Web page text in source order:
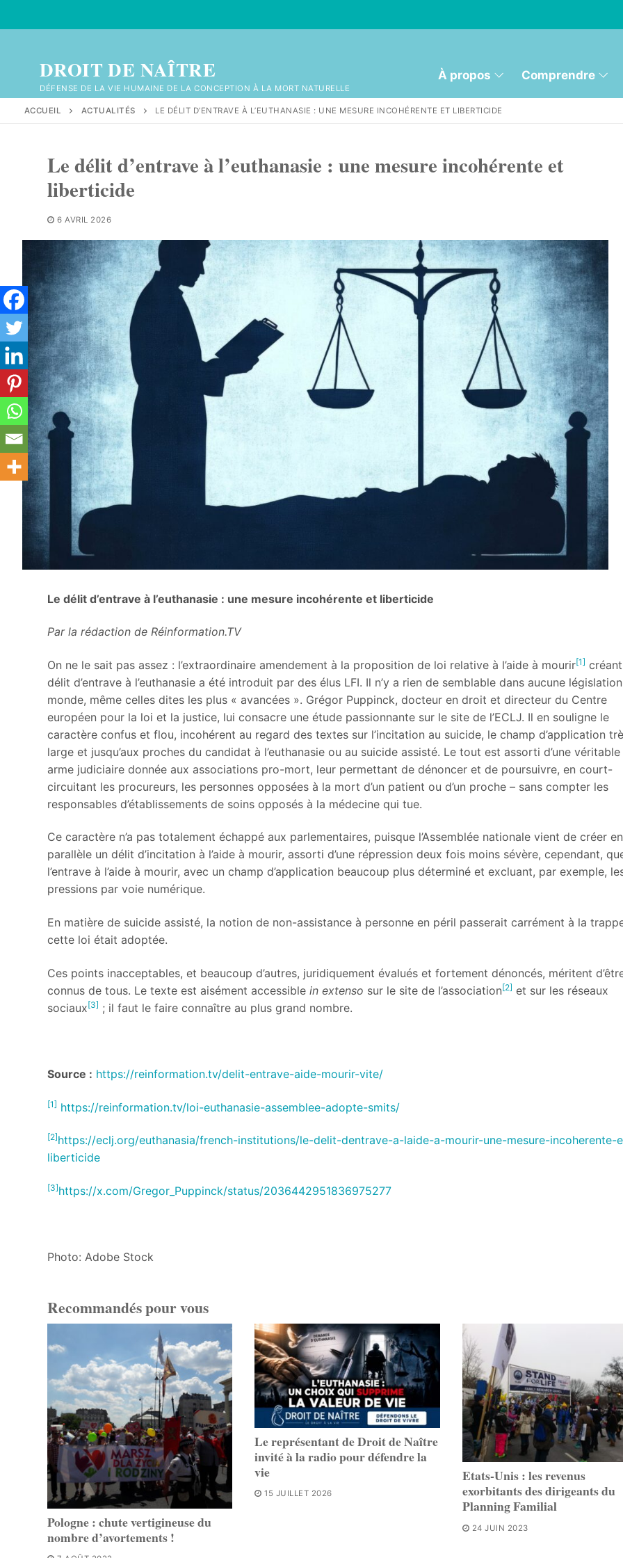
DROIT DE NAÎTRE
DÉFENSE DE LA VIE HUMAINE DE LA CONCEPTION À LA MORT NATURELLE
À propos Comprendre
ACCUEIL ACTUALITÉS LE DÉLIT D’ENTRAVE À L’EUTHANASIE : UNE MESURE INCOHÉRENTE ET LIBERTICIDE
Le délit d’entrave à l’euthanasie : une mesure incohérente et
liberticide
6 AVRIL 2026
Le délit d’entrave à l’euthanasie : une mesure incohérente et liberticide
Par la rédaction de Réinformation.TV
On ne le sait pas assez : l’extraordinaire amendement à la proposition de loi relative à l’aide à mourir[1]
délit d’entrave à l’euthanasie a été introduit par des élus LFI. Il n’y a rien de semblable dans aucune
monde, même celles dites les plus « avancées ». Grégor Puppinck, docteur en droit et directeur du Centre
européen pour la loi et la justice, lui consacre une étude passionnante sur le site de l’ECLJ. Il en souligne le
caractère confus et flou, incohérent au regard des textes sur l’incitation au suicide, le champ d’application
large et jusqu’aux proches du candidat à l’euthanasie ou au suicide assisté. Le tout est assorti d’une véritable
arme judiciaire donnée aux associations pro-mort, leur permettant de dénoncer et de poursuivre, en court-
circuitant les procureurs, les personnes opposées à la mort d’un patient ou d’un proche – sans compter les
responsables d’établissements de soins opposés à la médecine qui tue.
Ce caractère n’a pas totalement échappé aux parlementaires, puisque l’Assemblée nationale vient de créer en
parallèle un délit d’incitation à l’aide à mourir, assorti d’une répression deux fois moins sévère, cependant,
l’entrave à l’aide à mourir, avec un champ d’application beaucoup plus déterminé et excluant, par exemple,
pressions par voie numérique.
En matière de suicide assisté, la notion de non-assistance à personne en péril passerait carrément à la
cette loi était adoptée.
Ces points inacceptables, et beaucoup d’autres, juridiquement évalués et fortement dénoncés, méritent
connus de tous. Le texte est aisément accessible in extenso sur le site de l’association[2] et sur les réseaux
sociaux[3] ; il faut le faire connaître au plus grand nombre.
Source : https://reinformation.tv/delit-entrave-aide-mourir-vite/
[1] https://reinformation.tv/loi-euthanasie-assemblee-adopte-smits/
[2]https://eclj.org/euthanasia/french-institutions/le-delit-dentrave-a-laide-a-mourir-une-mesure-incoherente-
liberticide
[3]https://x.com/Gregor_Puppinck/status/2036442951836975277
Photo: Adobe Stock
Recommandés pour vous
Pologne : chute vertigineuse du
nombre d’avortements !
Le représentant de Droit de Naître
invité à la radio pour défendre la
vie
15 JUILLET 2026
Etats-Unis : les revenus
exorbitants des dirigeants du
Planning Familial
24 JUIN 2023